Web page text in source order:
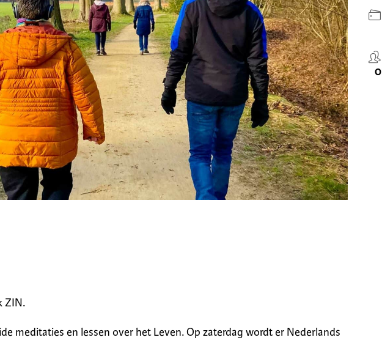
ZIN.
meditaties en lessen over het Leven. Op zaterdag wordt er Nederlands